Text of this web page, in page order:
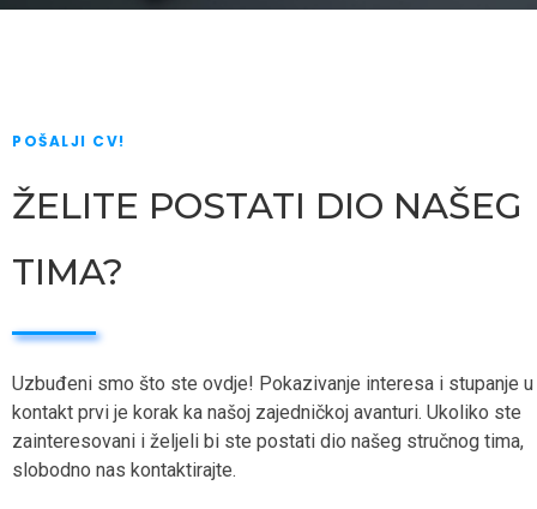
POŠALJI CV!
ŽELITE POSTATI DIO NAŠEG
TIMA?
Uzbuđeni smo što ste ovdje! Pokazivanje interesa i stupanje u
kontakt prvi je korak ka našoj zajedničkoj avanturi. Ukoliko ste
zainteresovani i željeli bi ste postati dio našeg stručnog tima,
slobodno nas kontaktirajte.